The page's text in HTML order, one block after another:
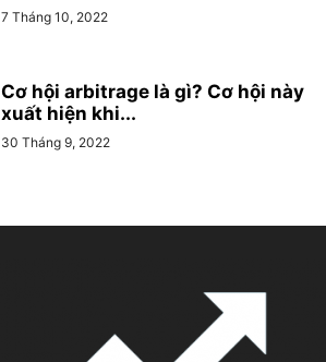
7 Tháng 10, 2022
Cơ hội arbitrage là gì? Cơ hội này
xuất hiện khi...
30 Tháng 9, 2022